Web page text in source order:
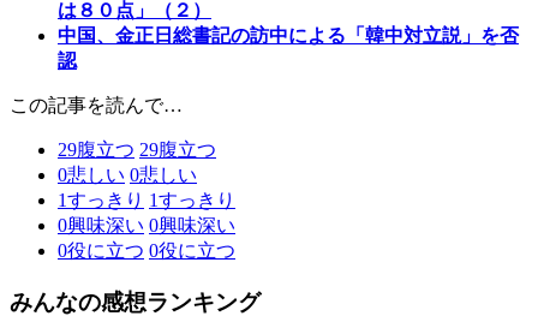
は８０点」（２）
中国、金正日総書記の訪中による「韓中対立説」を否
認
この記事を読んで…
29腹立つ 29腹立つ
0悲しい 0悲しい
1すっきり 1すっきり
0興味深い 0興味深い
0役に立つ 0役に立つ
みんなの感想ランキング